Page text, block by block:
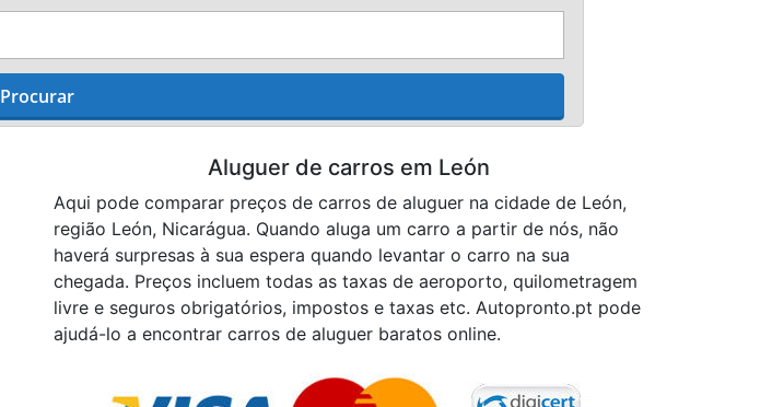
Procurar
Aluguer de carros em León
Aqui pode comparar preços de carros de aluguer na cidade de León,
região León, Nicarágua. Quando aluga um carro a partir de nós, não
haverá surpresas à sua espera quando levantar o carro na sua
chegada. Preços incluem todas as taxas de aeroporto, quilometragem
livre e seguros obrigatórios, impostos e taxas etc. Autopronto.pt pode
ajudá-lo a encontrar carros de aluguer baratos online.